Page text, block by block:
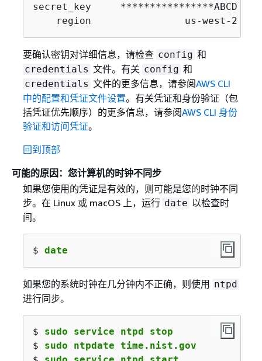
secret_key     ****************ABCD
region                us-west-2
要确认密钥对详细信息，请检查 config 和
credentials 文件。有关 config 和
credentials 文件的更多信息，请参阅AWS CLI
中的配置和凭证文件设置。有关凭证和身份验证（包
括凭证优先顺序）的更多信息，请参阅AWS CLI 身份
验证和访问凭证。
回到顶部
可能的原因：您计算机的时钟不同步
如果您使用的凭证是有效的，则可能是您的时钟不同
步。在 Linux 或 macOS 上，运行 date 以检查时
间。
$ date
如果您的系统时钟在几分钟内不正确，则使用 ntpd
进行同步。
$ sudo service ntpd stop
$ sudo ntpdate time.nist.gov